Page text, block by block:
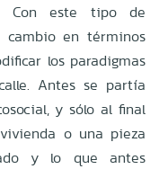
Con este tipo de
cambio en términos
los paradigmas
Antes se partía
y sólo al final
o una pieza
y lo que antes